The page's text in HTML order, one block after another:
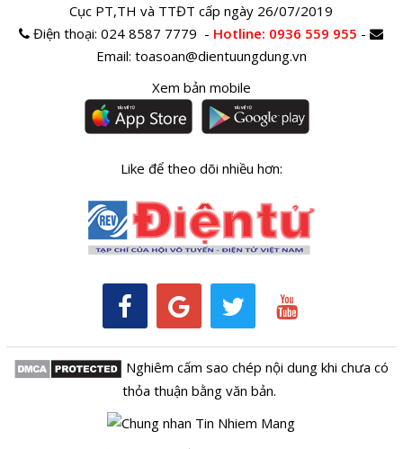
Cục PT,TH và TTĐT cấp ngày 26/07/2019
Điện thoại:024 8587 7779 - Hotline: 0936 559 955 -
Email: toasoan@dientuungdung.vn
Xem bản mobile
Like để theo dõi nhiều hơn:
Nghiêm cấm sao chép nội dung khi chưa có
thỏa thuận bằng văn bản.